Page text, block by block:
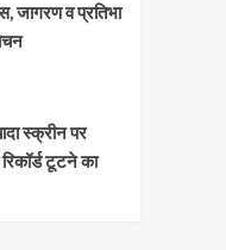
जागरण व प्रतिभा
स्क्रीन पर
टूटने का